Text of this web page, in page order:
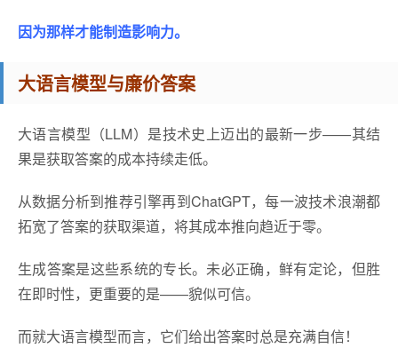
因为那样才能制造影响力。
大语言模型与廉价答案
大语言模型（LLM）是技术史上迈出的最新一步——其结
果是获取答案的成本持续走低。
从数据分析到推荐引擎再到ChatGPT，每一波技术浪潮都
拓宽了答案的获取渠道，将其成本推向趋近于零。
生成答案是这些系统的专长。未必正确，鲜有定论，但胜
在即时性，更重要的是——貌似可信。
而就大语言模型而言，它们给出答案时总是充满自信！